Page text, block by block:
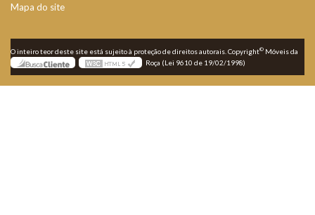
Mapa do site
O inteiro teor deste site está sujeito à proteção de direitos autorais. Copyright© Móveis da
Roça (Lei 9610 de 19/02/1998)